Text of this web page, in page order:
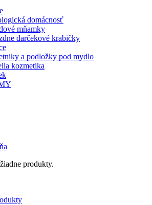
domácnosť
mňamky
darčekové krabičky
a podložky pod mydlo
kozmetika
produkty.